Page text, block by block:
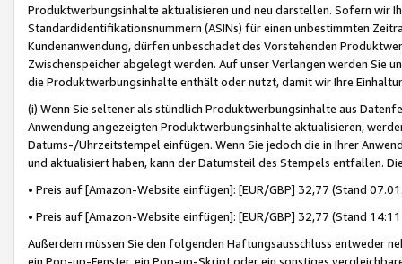
Produktwerbungsinhalte aktualisieren und neu darstellen. Sofern wir
Standardidentifikationsnummern (ASINs) für einen unbestimmten
Kundenanwendung, dürfen unbeschadet des Vorstehenden
Zwischenspeicher abgelegt werden. Auf unser Verlangen werden Sie
die Produktwerbungsinhalte enthält oder nutzt, damit wir Ihre
(i) Wenn Sie seltener als stündlich Produktwerbungsinhalte aus
Anwendung angezeigten Produktwerbungsinhalte aktualisieren,
Datums-/Uhrzeitstempel einfügen. Wenn Sie jedoch die in Ihrer
und aktualisiert haben, kann der Datumsteil des Stempels entfallen.
• Preis auf [Amazon-Website einfügen]: [EUR/GBP] 32,77 (Stand
• Preis auf [Amazon-Website einfügen]: [EUR/GBP] 32,77 (Stand
Außerdem müssen Sie den folgenden Haftungsausschluss entweder
ein Pop-up-Fenster, ein Pop-up-Skript oder ein sonstiges